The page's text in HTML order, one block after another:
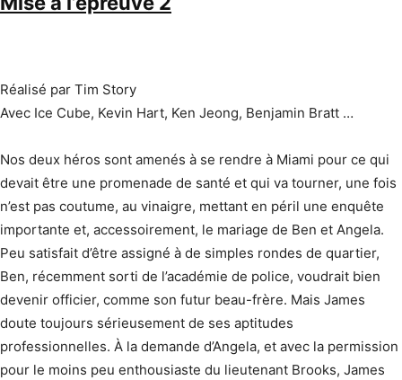
Réalisé par Tim Story
Avec Ice Cube, Kevin Hart, Ken Jeong, Benjamin Bratt …
Nos deux héros sont amenés à se rendre à Miami pour ce qui
devait être une promenade de santé et qui va tourner, une fois
n’est pas coutume, au vinaigre, mettant en péril une enquête
importante et, accessoirement, le mariage de Ben et Angela.
Peu satisfait d’être assigné à de simples rondes de quartier,
Ben, récemment sorti de l’académie de police, voudrait bien
devenir officier, comme son futur beau-frère. Mais James
doute toujours sérieusement de ses aptitudes
professionnelles. À la demande d’Angela, et avec la permission
pour le moins peu enthousiaste du lieutenant Brooks, James